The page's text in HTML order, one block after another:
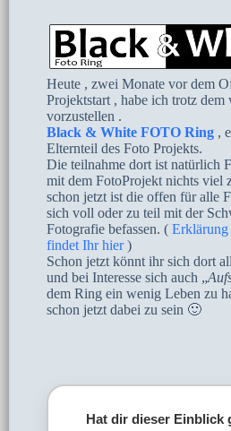
Heute , zwei Monate vor dem
Projektstart , habe ich trotz dem
vorzustellen .
Black & White FOTO Ring ,
Elternteil des Foto Projekts.
Die teilnahme dort ist natürlich
mit dem FotoProjekt nichts viel
schon jetzt ist die offen für alle
sich voll oder zu teil mit der
Fotografie befassen. ( Erklärung
findet Ihr hier)
Schon jetzt könnt ihr sich dort
und bei Interesse sich auch „
dem Ring ein wenig Leben zu
schon jetzt dabei zu sein 🙂
Hat dir dieser Einblick